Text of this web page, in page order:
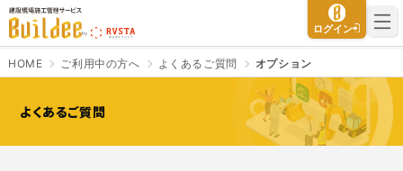
建設現場施工管理サービス Buildee（ビルディー）
ログイン
HOME ご利用中の方へ よくあるご質問 オプション
よくあるご質問